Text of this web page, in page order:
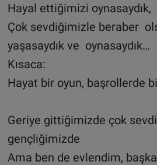
Hayal ettiğimizi oynasaydık,
Çok sevdiğimizle beraber
yaşasaydık ve oynasaydık…
Kısaca:
Hayat bir oyun, başrollerde
Geriye gittiğimizde çok
gençliğimizde
Ama ben de evlendim,